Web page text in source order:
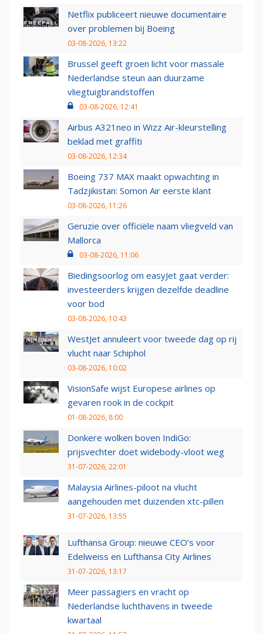
Netflix publiceert nieuwe documentaire
over problemen bij Boeing
03-08-2026, 13:22
Brussel geeft groen licht voor massale
Nederlandse steun aan duurzame
vliegtuigbrandstoffen
03-08-2026, 12:41
Airbus A321neo in Wizz Air-kleurstelling
beklad met graffiti
03-08-2026, 12:34
Boeing 737 MAX maakt opwachting in
Tadzjikistan: Somon Air eerste klant
03-08-2026, 11:26
Geruzie over officiële naam vliegveld van
Mallorca
03-08-2026, 11:06
Biedingsoorlog om easyJet gaat verder:
investeerders krijgen dezelfde deadline
voor bod
03-08-2026, 10:43
WestJet annuleert voor tweede dag op rij
vlucht naar Schiphol
03-08-2026, 10:02
VisionSafe wijst Europese airlines op
gevaren rook in de cockpit
01-08-2026, 8:00
Donkere wolken boven IndiGo:
prijsvechter doet widebody-vloot weg
31-07-2026, 22:01
Malaysia Airlines-piloot na vlucht
aangehouden met duizenden xtc-pillen
31-07-2026, 13:55
Lufthansa Group: nieuwe CEO’s voor
Edelweiss en Lufthansa City Airlines
31-07-2026, 13:17
Meer passagiers en vracht op
Nederlandse luchthavens in tweede
kwartaal